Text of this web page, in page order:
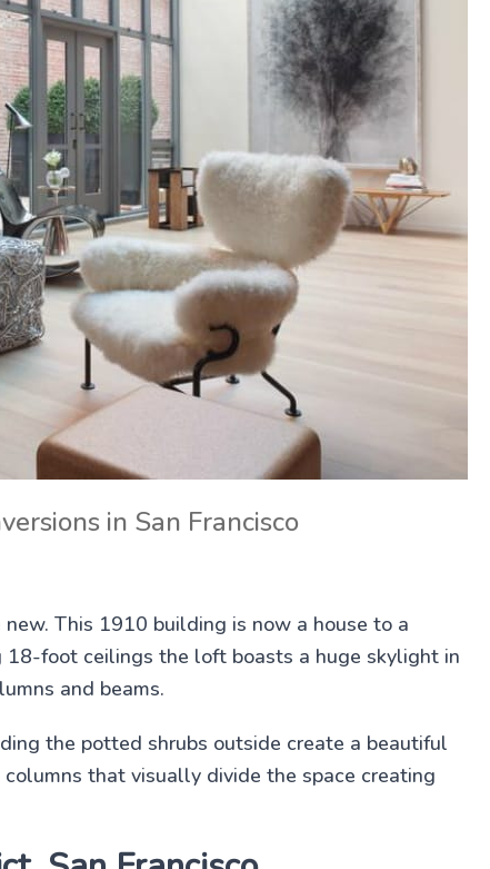
in San Francisco
This 1910 building is now a house to a
18-foot ceilings the loft boasts a huge skylight in
and beams.
the potted shrubs outside create a beautiful
that visually divide the space creating